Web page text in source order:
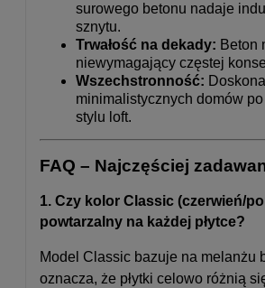
surowego betonu nadaje
sznytu.
Trwałość na dekady: Beton
niewymagający częstej
Wszechstronność:
minimalistycznych domów
stylu loft.
FAQ – Najczęściej
1. Czy kolor Classic (czerwień/
powtarzalny na każdej płytce?
Model Classic bazuje na melanżu
oznacza, że płytki celowo różnią